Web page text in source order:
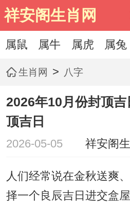
祥安阁生肖网
属鼠 属牛 属虎 属兔
生肖网 > 八字
2026年10月份封顶
顶吉日
2026-05-05 祥安阁
人们经常说在金秋送爽
择一个良辰吉日进交盒